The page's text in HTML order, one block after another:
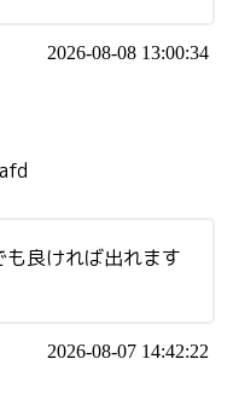
2026-08-08 13:00:34
良ければ出れます
2026-08-07 14:42:22